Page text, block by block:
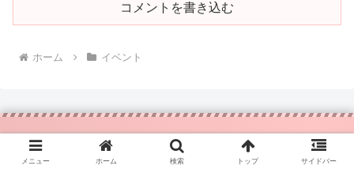
コメントを書き込む
ホーム イベント
はりまさんぽ
メニュー ホーム 検索 トップ サイドバー